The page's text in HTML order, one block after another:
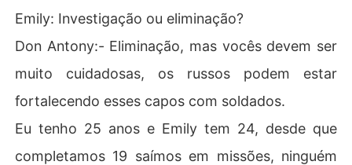
Emily: Investigação ou eliminação?
Don Antony:- Eliminação, mas vocês devem ser
muito cuidadosas, os russos podem estar
fortalecendo esses capos com soldados.
Eu tenho 25 anos e Emily tem 24, desde que
completamos 19 saímos em missões, ninguém